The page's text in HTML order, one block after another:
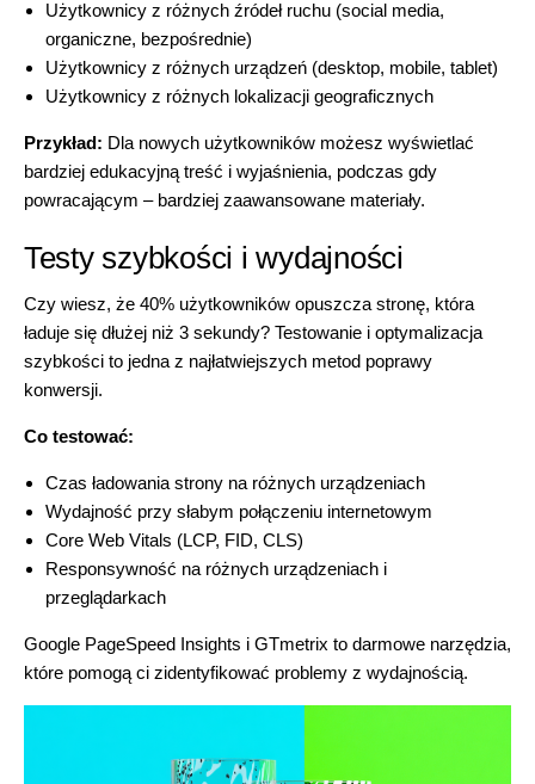
Użytkownicy z różnych źródeł ruchu (social media,
organiczne, bezpośrednie)
Użytkownicy z różnych urządzeń (desktop, mobile, tablet)
Użytkownicy z różnych lokalizacji geograficznych
Przykład: Dla nowych użytkowników możesz wyświetlać
bardziej edukacyjną treść i wyjaśnienia, podczas gdy
powracającym – bardziej zaawansowane materiały.
Testy szybkości i wydajności
Czy wiesz, że 40% użytkowników opuszcza stronę, która
ładuje się dłużej niż 3 sekundy? Testowanie i optymalizacja
szybkości to jedna z najłatwiejszych metod poprawy
konwersji.
Co testować:
Czas ładowania strony na różnych urządzeniach
Wydajność przy słabym połączeniu internetowym
Core Web Vitals (LCP, FID, CLS)
Responsywność na różnych urządzeniach i
przeglądarkach
Google PageSpeed Insights i GTmetrix to darmowe narzędzia,
które pomogą ci zidentyfikować problemy z wydajnością.